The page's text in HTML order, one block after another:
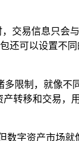
交易信息只会
还可以设置不
限制，就像不
转移和交易，
字资产市场